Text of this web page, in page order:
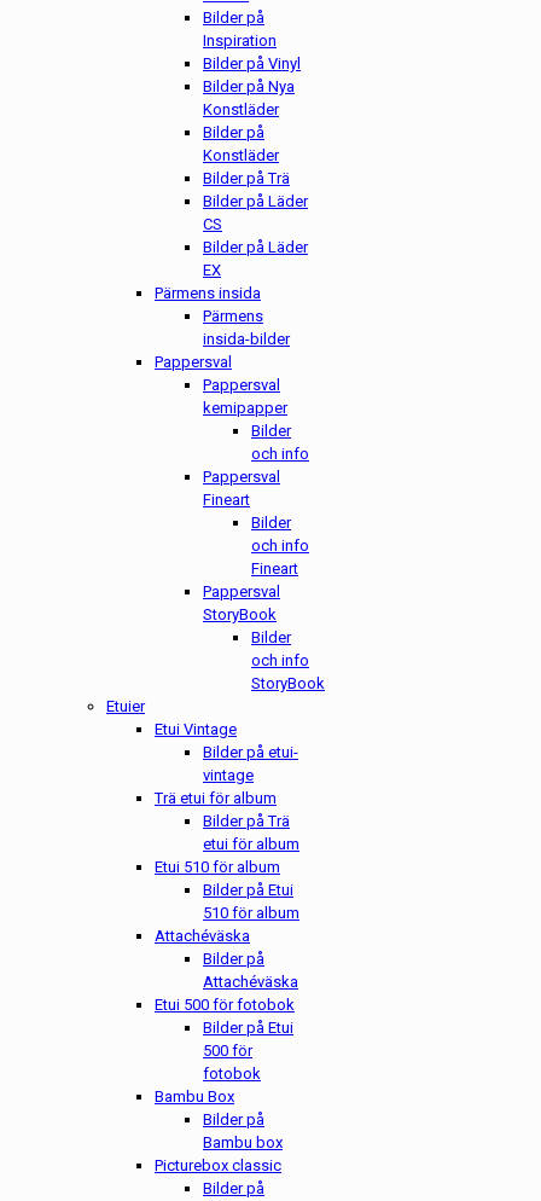
Bilder på
Inspiration
Bilder på Vinyl
Bilder på Nya
Konstläder
Bilder på
Konstläder
Bilder på Trä
Bilder på Läder
CS
Bilder på Läder
EX
Pärmens insida
Pärmens
insida-bilder
Pappersval
Pappersval
kemipapper
Bilder
och info
Pappersval
Fineart
Bilder
och info
Fineart
Pappersval
StoryBook
Bilder
och info
StoryBook
Etuier
Etui Vintage
Bilder på etui-
vintage
Trä etui för album
Bilder på Trä
etui för album
Etui 510 för album
Bilder på Etui
510 för album
Attachéväska
Bilder på
Attachéväska
Etui 500 för fotobok
Bilder på Etui
500 för
fotobok
Bambu Box
Bilder på
Bambu box
Picturebox classic
Bilder på